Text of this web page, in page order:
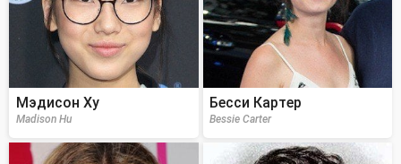
Мэдисон Ху
Madison Hu
Бесси Картер
Bessie Carter